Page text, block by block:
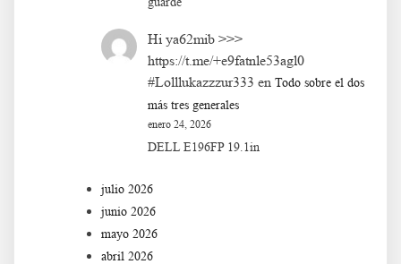
Hi ya62mib >>>
https://t.me/+e9fatnle53agl0
#Lolllukazzzur333 en Todo sobre el dos
más tres generales
enero 24, 2026
DELL E196FP 19.1in
julio 2026
junio 2026
mayo 2026
abril 2026